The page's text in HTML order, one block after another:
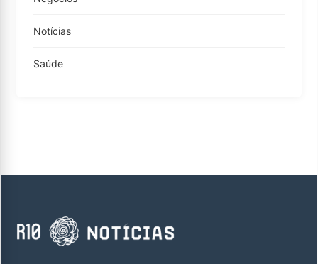
Notícias
Saúde